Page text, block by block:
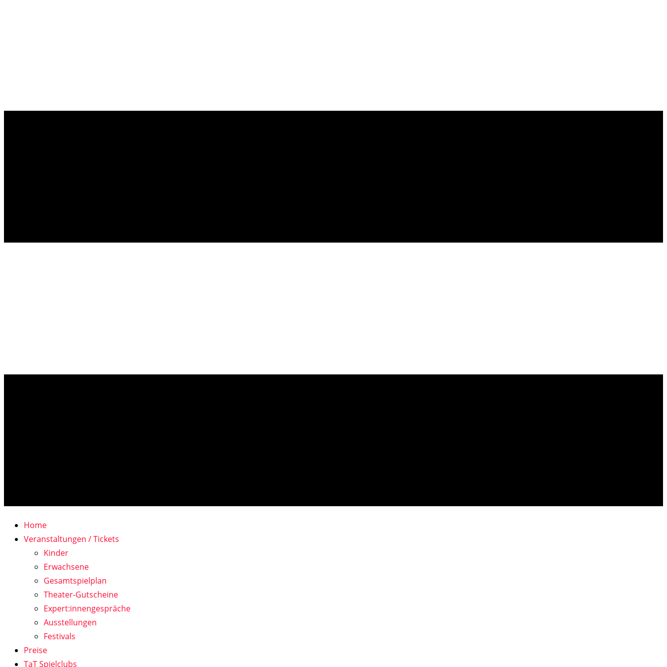
Home
Veranstaltungen / Tickets
Kinder
Erwachsene
Gesamtspielplan
Theater-Gutscheine
Expert:innengespräche
Ausstellungen
Festivals
Preise
TaT Spielclubs